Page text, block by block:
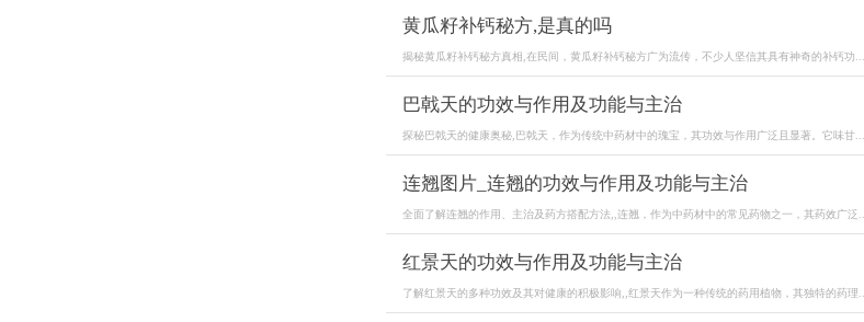
黄瓜籽补钙秘方,是真的吗
揭秘黄瓜籽补钙秘方真相,在民间，黄瓜籽补钙秘方广为流传，不少人坚信其具有神奇的补钙功...
巴戟天的功效与作用及功能与主治
探秘巴戟天的健康奥秘,巴戟天，作为传统中药材中的瑰宝，其功效与作用广泛且显著。它味甘...
连翘图片_连翘的功效与作用及功能与主治
全面了解连翘的作用、主治及药方搭配方法,,连翘，作为中药材中的常见药物之一，其药效广泛...
红景天的功效与作用及功能与主治
了解红景天的多种功效及其对健康的积极影响,,红景天作为一种传统的药用植物，其独特的药理...